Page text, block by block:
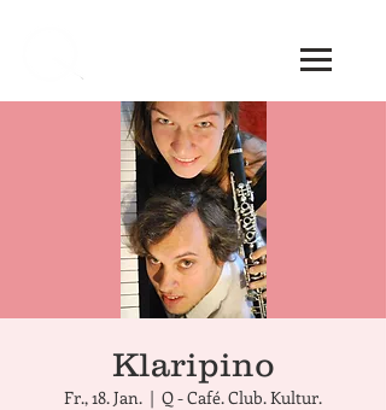
Klaripino
Fr., 18. Jan.
  |
Q - Café. Club. Kultur.